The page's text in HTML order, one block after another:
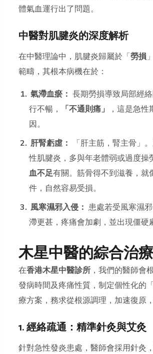
體氣血運行出了問題。
中醫對肌腱炎的深度解析
在中醫理論中，肌腱炎歸屬於「勞損
範疇，其根本病機在於：
氣滯血瘀： 長期勞損導致局部經
行不暢，
「不通則痛」
，這是急
因。
肝腎虧虛：
「肝主筋，腎主骨」
性肌腱炎，多與年老體弱或過度操
血不足有關。筋骨得不到滋養，就
件，自然容易受損。
風寒濕邪入侵： 患處若受風寒濕
滯更甚，疼痛會加劇，並出現僵硬
木星中醫的綜合治
在香港木星中醫診所 ，我們的醫師會
發病時間及疼痛性質，制定個性化的
療方案，務求從根源調理，加速復原
1. 經絡疏通：精準針灸與艾灸
針對急性發炎患處，醫師會採用針灸